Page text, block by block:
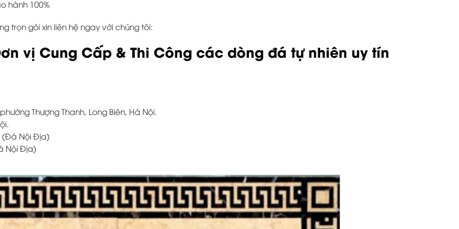
hành 100%
trọn gói xin liên hệ ngay với chúng tôi:
vị Cung Cấp & Thi Công các dòng đá tự nhiên uy tín
Thượng Thanh, Long Biên, Hà Nội.
(Đá Nội Địa)
Nội Địa)